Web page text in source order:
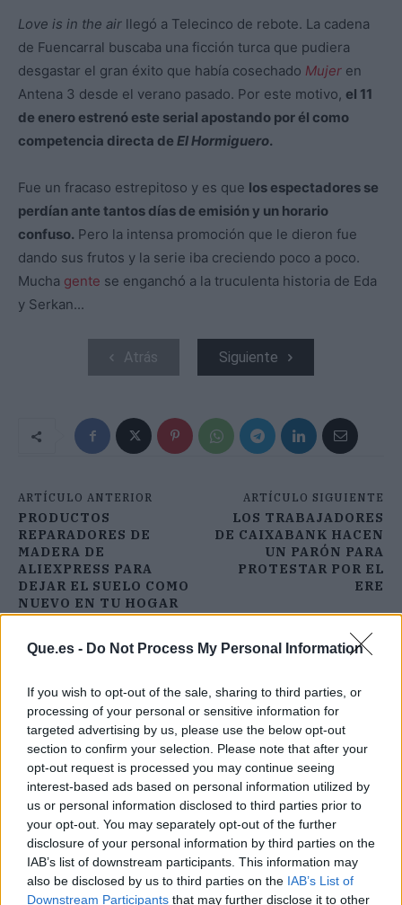
Que.es - Do Not Process My Personal Information
If you wish to opt-out of the sale, sharing to third parties, or
processing of your personal or sensitive information for
targeted advertising by us, please use the below opt-out
section to confirm your selection. Please note that after your
opt-out request is processed you may continue seeing
interest-based ads based on personal information utilized by
us or personal information disclosed to third parties prior to
your opt-out. You may separately opt-out of the further
disclosure of your personal information by third parties on the
IAB’s list of downstream participants. This information may
also be disclosed by us to third parties on the IAB’s List of
Downstream Participants that may further disclose it to other
Love is in the air llegó a Telecinco de rebote. La cadena
de Fuencarral buscaba una ficción turca que pudiera
desgastar el gran éxito que había cosechado Mujer en
Antena 3 desde el verano pasado. Por este motivo, el 11
de enero estrenó este serial apostando por él como
competencia directa de El Hormiguero.
Fue un fracaso estrepitoso y es que los espectadores se
perdían ante tantos días de emisión y un horario
confuso. Pero la intensa promoción que le dieron fue
dando sus frutos y la serie iba creciendo poco a poco.
Mucha gente se enganchó a la truculenta historia de Eda
y Serkan...
Atrás Siguiente
ARTÍCULO ANTERIOR
PRODUCTOS
REPARADORES DE
MADERA DE
ALIEXPRESS PARA
DEJAR EL SUELO COMO
NUEVO EN TU HOGAR
ARTÍCULO SIGUIENTE
LOS TRABAJADORES
DE CAIXABANK HACEN
UN PARÓN PARA
PROTESTAR POR EL
ERE